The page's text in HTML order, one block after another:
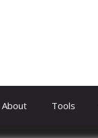
About Tools